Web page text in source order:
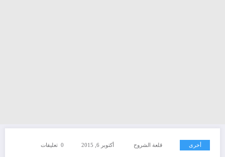
أخرى قلعة الشروح أكتوبر 6, 2015 0 تعليقات